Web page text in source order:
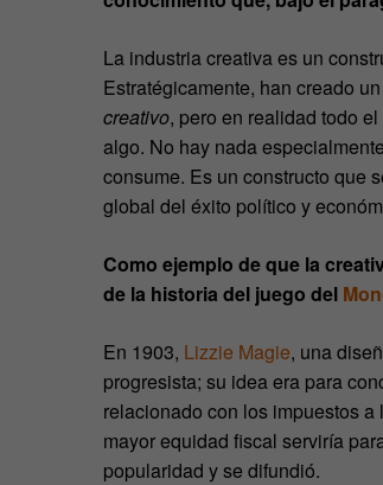
La industria creativa es un
Estratégicamente, han creado
creativo, pero en realidad todo
algo. No hay nada
consume. Es un constructo que
global del éxito político y
Como ejemplo de que la
de la historia del juego del
En 1903, Lizzie Magie, una
progresista; su idea era para
relacionado con los impuestos
mayor equidad fiscal serviría
popularidad y se difundió.